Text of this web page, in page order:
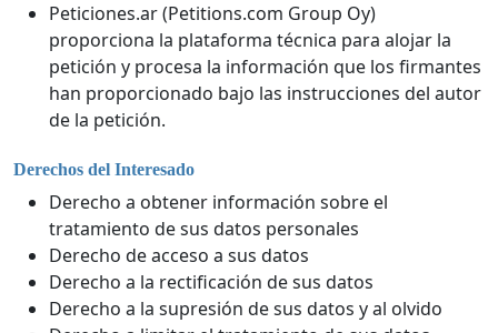
Peticiones.ar (Petitions.com Group Oy)
proporciona la plataforma técnica para alojar la
petición y procesa la información que los firmantes
han proporcionado bajo las instrucciones del autor
de la petición.
Derechos del Interesado
Derecho a obtener información sobre el
tratamiento de sus datos personales
Derecho de acceso a sus datos
Derecho a la rectificación de sus datos
Derecho a la supresión de sus datos y al olvido